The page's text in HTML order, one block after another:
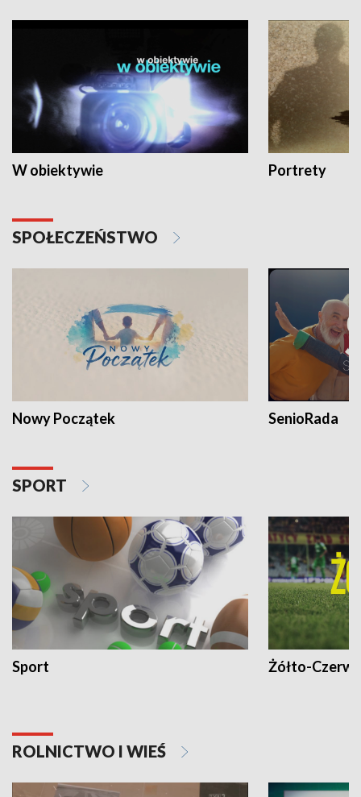
W obiektywie Portrety
SPOŁECZEŃSTWO
Nowy Początek SenioRada
SPORT
Sport Żółto-
ROLNICTWO I WIEŚ